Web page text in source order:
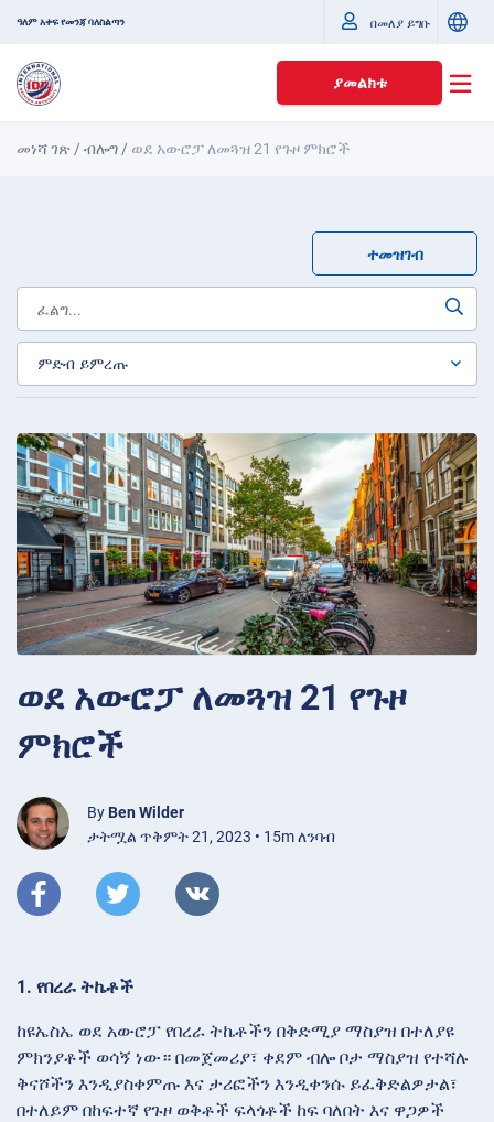
ዓለም አቀፍ የመንጃ ባለስልጣን በመለያ ይግቡ
ያመልክቱ
መነሻ ገጽ /ብሎግ / ወደ አውሮፓ ለመጓዝ 21 የጉዞ ምክሮች
ተመዝገብ
ወደ አውሮፓ ለመጓዝ 21 የጉዞ
ምክሮች
By Ben Wilder
ታትሟል ጥቅምት 21, 2023 • 15m ለንባብ
1. የበረራ ትኬቶች
ከዩኤስኤ ወደ አውሮፓ የበረራ ትኬቶችን በቅድሚያ ማስያዝ በተለያዩ
ምክንያቶች ወሳኝ ነው። በመጀመሪያ፣ ቀደም ብሎ ቦታ ማስያዝ የተሻሉ
ቅናሾችን እንዲያስቀምጡ እና ታሪፎችን እንዲቀንሱ ይፈቅድልዎታል፣
በተለይም በከፍተኛ የጉዞ ወቅቶች ፍላጎቶች ከፍ ባለበት እና ዋጋዎች